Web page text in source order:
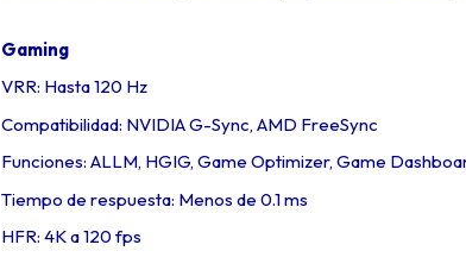
Gaming
VRR: Hasta 120 Hz
Compatibilidad: NVIDIA G-Sync, AMD FreeSync
Funciones: ALLM, HGIG, Game Optimizer, Game
Tiempo de respuesta: Menos de 0.1 ms
HFR: 4K a 120 fps